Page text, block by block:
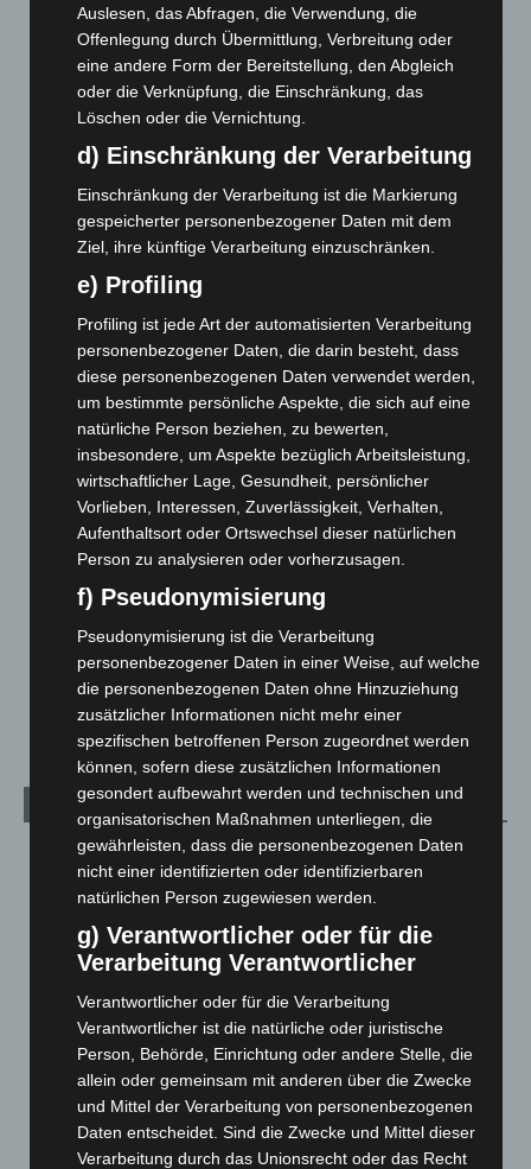
Werke im Jacques’ Wein-Depot Isernhagen
8. August 2026
A2: Zweite Turbobaustelle startet zwischen Hannover-West
und Bothfeld
Waldbrandeinsatz aus Spanien zurück
7. August 2026
Hannover: Erste Tigermücken-Population in Niedersachsen
7. August 2026
Brand im „Haus der Begegnung“ in Neuwarmbüchen schnell
eingedämmt
6. August 2026
Region Hannover: 21 neue Notfallsanitäter starten beim
Roten Kreuz
5. August 2026
Zeugen
5. August 2026
Celle: Mensch stirbt bei Bagger-Unfall auf Baustelle
5. August 2026
Kategorien
Blaulicht
2.799
Corona-News
Hannover und Region
Langenhagen und Ortsteile
Leserbriefe
Menschen
Über uns
Veranstaltungen
1.888
1.271
Auslesen, das Abfragen, die Verwendung, die
Offenlegung durch Übermittlung, Verbreitung oder
eine andere Form der Bereitstellung, den Abgleich
oder die Verknüpfung, die Einschränkung, das
Löschen oder die Vernichtung.
d) Einschränkung der Verarbeitung
Einschränkung der Verarbeitung ist die Markierung
gespeicherter personenbezogener Daten mit dem
Ziel, ihre künftige Verarbeitung einzuschränken.
e) Profiling
Profiling ist jede Art der automatisierten Verarbeitung
personenbezogener Daten, die darin besteht, dass
diese personenbezogenen Daten verwendet werden,
um bestimmte persönliche Aspekte, die sich auf eine
natürliche Person beziehen, zu bewerten,
insbesondere, um Aspekte bezüglich Arbeitsleistung,
wirtschaftlicher Lage, Gesundheit, persönlicher
Vorlieben, Interessen, Zuverlässigkeit, Verhalten,
Aufenthaltsort oder Ortswechsel dieser natürlichen
Person zu analysieren oder vorherzusagen.
f) Pseudonymisierung
Pseudonymisierung ist die Verarbeitung
personenbezogener Daten in einer Weise, auf welche
die personenbezogenen Daten ohne Hinzuziehung
zusätzlicher Informationen nicht mehr einer
spezifischen betroffenen Person zugeordnet werden
können, sofern diese zusätzlichen Informationen
gesondert aufbewahrt werden und technischen und
organisatorischen Maßnahmen unterliegen, die
gewährleisten, dass die personenbezogenen Daten
nicht einer identifizierten oder identifizierbaren
natürlichen Person zugewiesen werden.
g) Verantwortlicher oder für die
Verarbeitung Verantwortlicher
Verantwortlicher oder für die Verarbeitung
Verantwortlicher ist die natürliche oder juristische
Person, Behörde, Einrichtung oder andere Stelle, die
allein oder gemeinsam mit anderen über die Zwecke
und Mittel der Verarbeitung von personenbezogenen
Daten entscheidet. Sind die Zwecke und Mittel dieser
Verarbeitung durch das Unionsrecht oder das Recht